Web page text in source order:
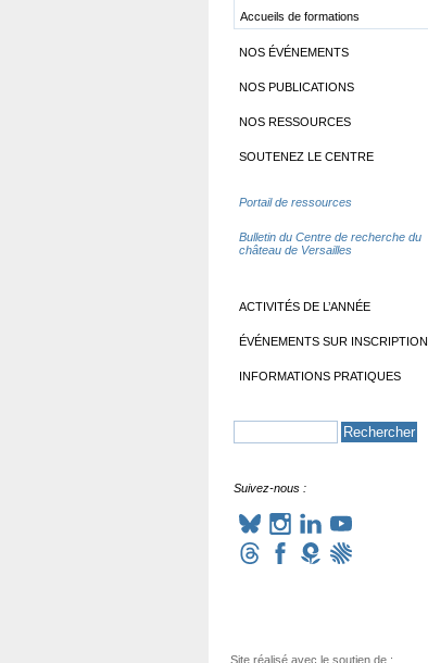
Accueils de formations
NOS ÉVÉNEMENTS
NOS PUBLICATIONS
NOS RESSOURCES
SOUTENEZ LE CENTRE
Portail de ressources
Bulletin du Centre de recherche du
château de Versailles
ACTIVITÉS DE L’ANNÉE
ÉVÉNEMENTS SUR INSCRIPTION
INFORMATIONS PRATIQUES
Suivez-nous :
Site réalisé avec le soutien de :